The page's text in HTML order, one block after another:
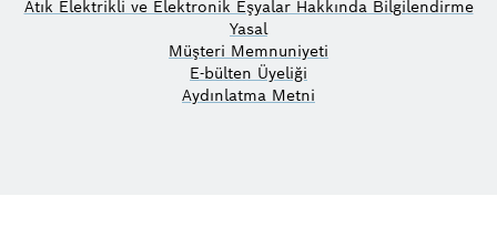
Atık Elektrikli ve Elektronik Eşyalar Hakkında Bilgilendirme
Yasal
Müşteri Memnuniyeti
E-bülten Üyeliği
Aydınlatma Metni